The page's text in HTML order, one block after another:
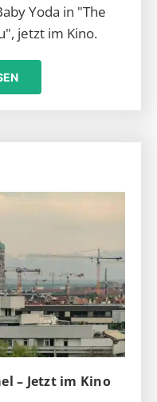
Yoda in "The
jetzt im Kino.
– Jetzt im Kino